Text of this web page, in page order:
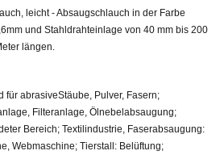
leicht - Absaugschlauch in der Farbe
und Stahldrahteinlage von 40 mm bis 200
längen.
für abrasiveStäube, Pulver, Fasern;
Filteranlage, Ölnebelabsaugung;
Bereich; Textilindustrie, Faserabsaugung:
Webmaschine; Tierstall: Belüftung;